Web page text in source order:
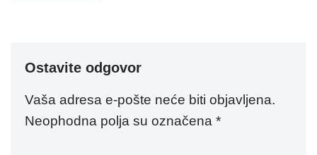
Ostavite odgovor
Vaša adresa e-pošte neće biti objavljena.
Neophodna polja su označena *